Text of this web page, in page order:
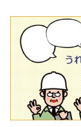
タイル針
タイル針
その他
オフセットタイプ（ハ
205ｍｍ（8インチ
230mm（9インチ）
180mm（7インチ）
205mm（8インチ）
230mm（9インチ）
150ｍｍ（6インチ
180ｍｍ（7インチ
205mm（8インチ）